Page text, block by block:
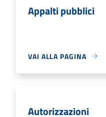
Appalti pubblici
VAI ALLA PAGINA
Autorizzazioni